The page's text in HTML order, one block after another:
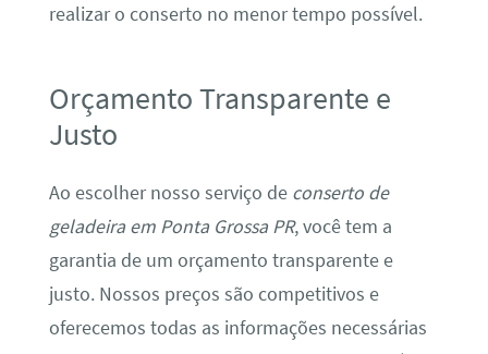
realizar o conserto no menor tempo possível.
Orçamento Transparente e
Justo
Ao escolher nosso serviço de conserto de
geladeira em Ponta Grossa PR, você tem a
garantia de um orçamento transparente e
justo. Nossos preços são competitivos e
oferecemos todas as informações necessárias